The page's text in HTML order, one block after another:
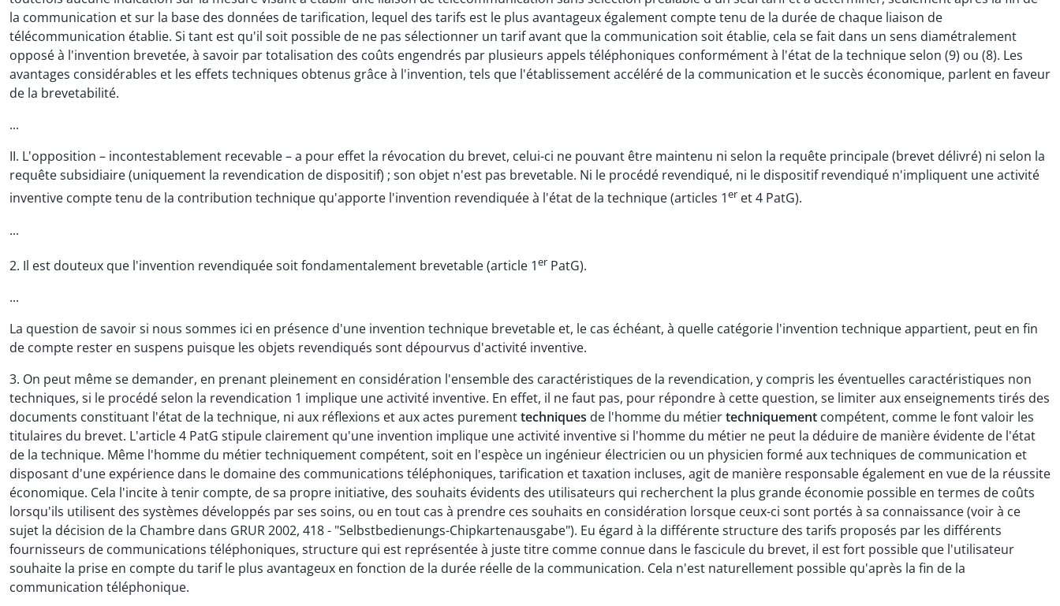
la communication et sur la base des données de tarification, lequel des tarifs est le plus avantageux également compte tenu de la durée de chaque liaison de
télécommunication établie. Si tant est qu'il soit possible de ne pas sélectionner un tarif avant que la communication soit établie, cela se fait dans un sens diamétralement
opposé à l'invention brevetée, à savoir par totalisation des coûts engendrés par plusieurs appels téléphoniques conformément à l'état de la technique selon (9) ou (8). Les
avantages considérables et les effets techniques obtenus grâce à l'invention, tels que l'établissement accéléré de la communication et le succès économique, parlent en faveur
de la brevetabilité.
...
II. L'opposition – incontestablement recevable – a pour effet la révocation du brevet, celui-ci ne pouvant être maintenu ni selon la requête principale (brevet délivré) ni selon la
requête subsidiaire (uniquement la revendication de dispositif) ; son objet n'est pas brevetable. Ni le procédé revendiqué, ni le dispositif revendiqué n'impliquent une activité
inventive compte tenu de la contribution technique qu'apporte l'invention revendiquée à l'état de la technique (articles 1er et 4 PatG).
...
2. Il est douteux que l'invention revendiquée soit fondamentalement brevetable (article 1er PatG).
...
La question de savoir si nous sommes ici en présence d'une invention technique brevetable et, le cas échéant, à quelle catégorie l'invention technique appartient, peut en fin
de compte rester en suspens puisque les objets revendiqués sont dépourvus d'activité inventive.
3. On peut même se demander, en prenant pleinement en considération l'ensemble des caractéristiques de la revendication, y compris les éventuelles caractéristiques non
techniques, si le procédé selon la revendication 1 implique une activité inventive. En effet, il ne faut pas, pour répondre à cette question, se limiter aux enseignements tirés des
documents constituant l'état de la technique, ni aux réflexions et aux actes purementtechniques de l'homme du métiertechniquement compétent, comme le font valoir les
titulaires du brevet. L'article 4 PatG stipule clairement qu'une invention implique une activité inventive si l'homme du métier ne peut la déduire de manière évidente de l'état
de la technique. Même l'homme du métier techniquement compétent, soit en l'espèce un ingénieur électricien ou un physicien formé aux techniques de communication et
disposant d'une expérience dans le domaine des communications téléphoniques, tarification et taxation incluses, agit de manière responsable également en vue de la réussite
économique. Cela l'incite à tenir compte, de sa propre initiative, des souhaits évidents des utilisateurs qui recherchent la plus grande économie possible en termes de coûts
lorsqu'ils utilisent des systèmes développés par ses soins, ou en tout cas à prendre ces souhaits en considération lorsque ceux-ci sont portés à sa connaissance (voir à ce
sujet la décision de la Chambre dans GRUR 2002, 418 - "Selbstbedienungs-Chipkartenausgabe"). Eu égard à la différente structure des tarifs proposés par les différents
fournisseurs de communications téléphoniques, structure qui est représentée à juste titre comme connue dans le fascicule du brevet, il est fort possible que l'utilisateur
souhaite la prise en compte du tarif le plus avantageux en fonction de la durée réelle de la communication. Cela n'est naturellement possible qu'après la fin de la
communication téléphonique.